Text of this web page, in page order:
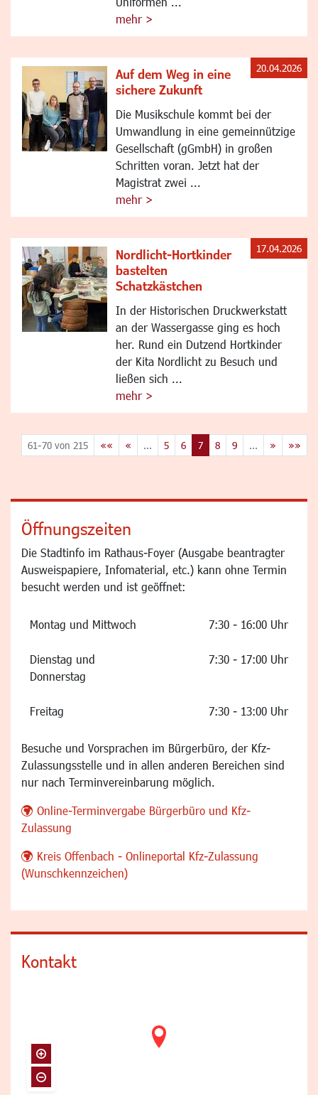
mehr >
Auf dem Weg in eine
sichere Zukunft
Die Musikschule kommt bei der
Umwandlung in eine gemeinnützige
Gesellschaft (gGmbH) in großen
Schritten voran. Jetzt hat der
Magistrat zwei ...
mehr >
20.04.2026
Nordlicht-Hortkinder
bastelten
Schatzkästchen
In der Historischen Druckwerkstatt
an der Wassergasse ging es hoch
her. Rund ein Dutzend Hortkinder
der Kita Nordlicht zu Besuch und
ließen sich ...
mehr >
17.04.2026
61-70 von 215 «« « ... 5 6 7 8 9 ... » »»
Öffnungszeiten
Die Stadtinfo im Rathaus-Foyer (Ausgabe beantragter
Ausweispapiere, Infomaterial, etc.) kann ohne Termin
besucht werden und ist geöffnet:
Montag und Mittwoch 7:30 - 16:00 Uhr
Dienstag und
Donnerstag
7:30 - 17:00 Uhr
Freitag 7:30 - 13:00 Uhr
Besuche und Vorsprachen im Bürgerbüro, der Kfz-
Zulassungsstelle und in allen anderen Bereichen sind
nur nach Terminvereinbarung möglich.
Online-Terminvergabe Bürgerbüro und Kfz-
Zulassung
Kreis Offenbach - Onlineportal Kfz-Zulassung
(Wunschkennzeichen)
Kontakt